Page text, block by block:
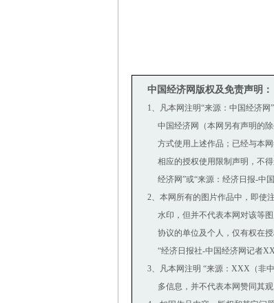
中国经济网版权及免责声明：
1、凡本网注明“来源：中国经济
中国经济网（本网另有声明的除
方式使用上述作品；已经与本网
相应的授权使用限制声明，不得
经济网”或“来源：经济日报-中
2、本网所有的图片作品中，即使
水印，但并不代表本网对该等图
协议的单位及个人，仅有权在授
“经济日报社-中国经济网记者
3、凡本网注明 “来源：XXX（非
多信息，并不代表本网赞同其观